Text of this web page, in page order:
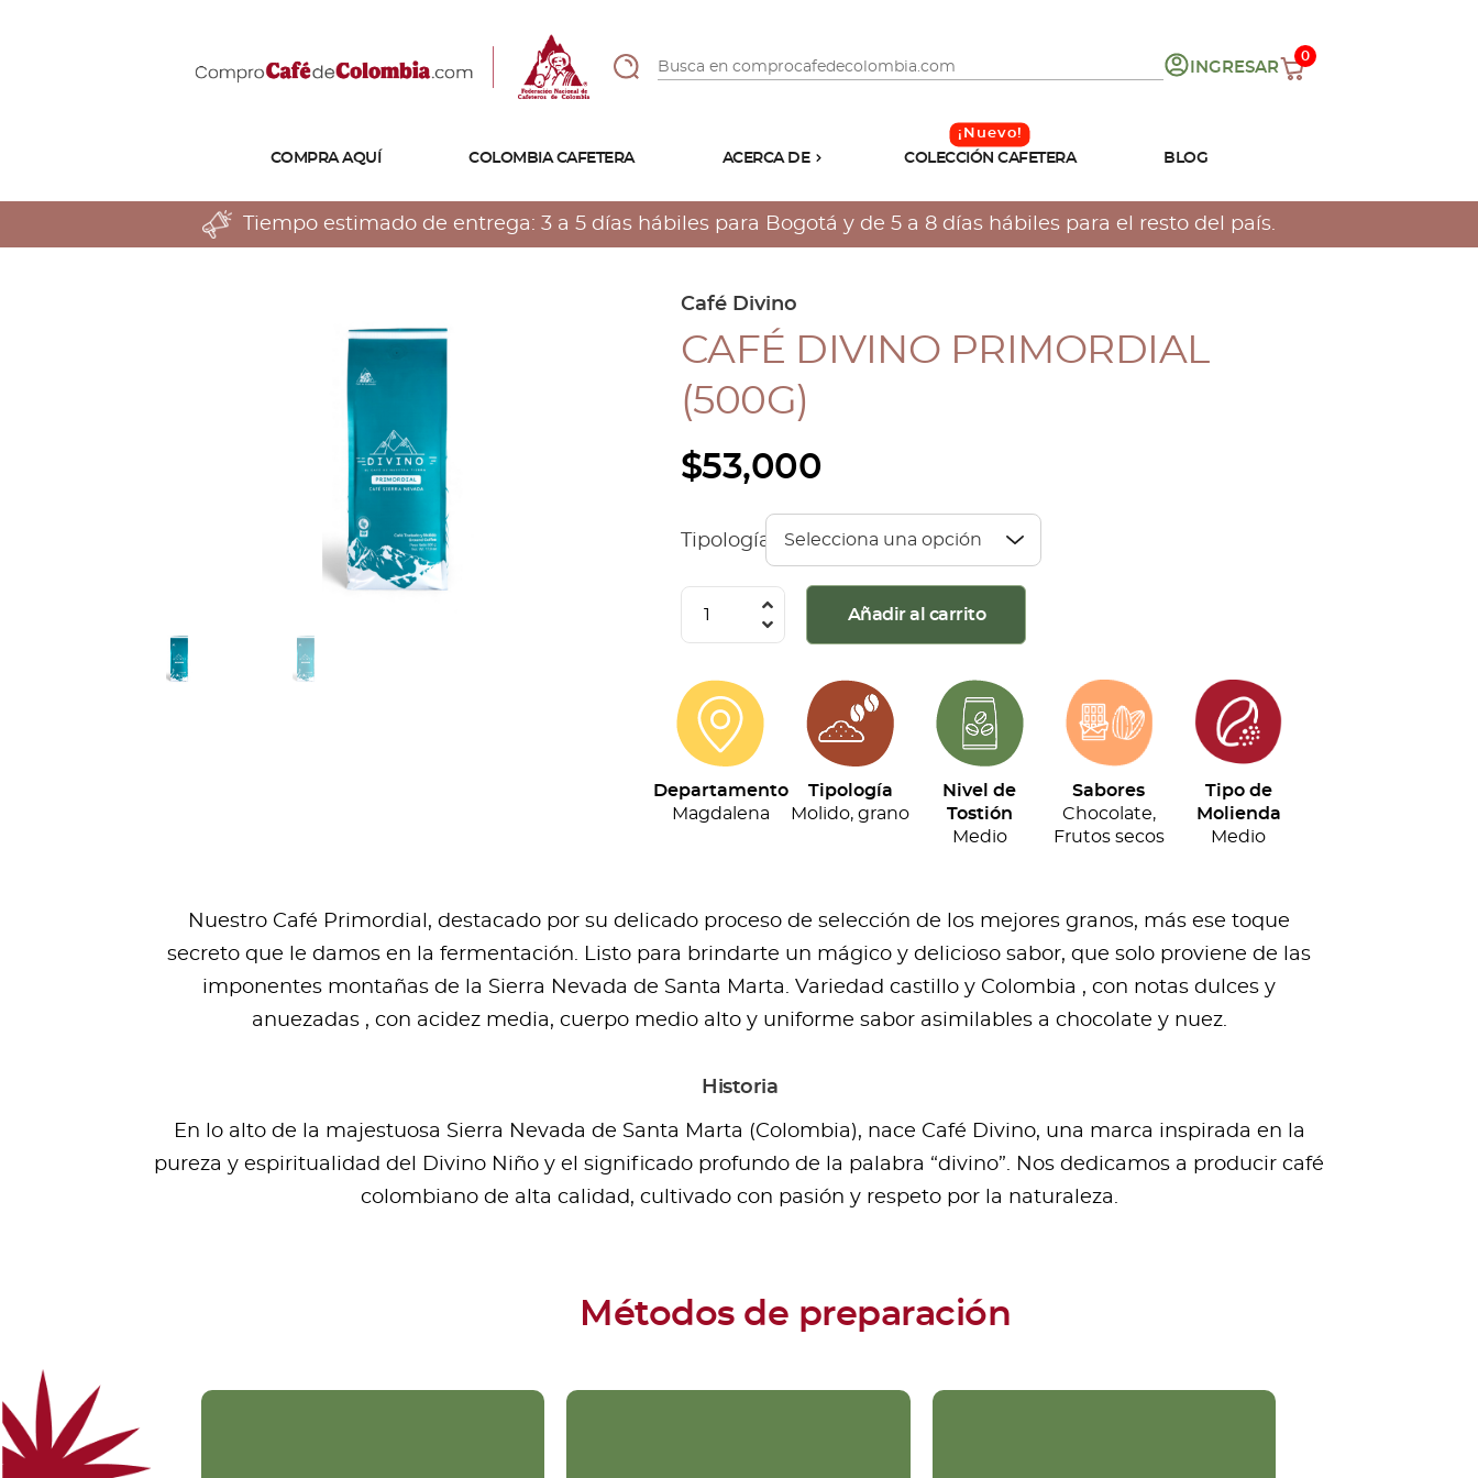
INGRESAR
0
COMPRA AQUÍ COLOMBIA CAFETERA ACERCA DE
Tostiones
Preparación
Atributos
COLECCIÓN CAFETERA BLOG
Tiempo estimado de entrega: 3 a 5 días hábiles para Bogotá y de 5 a 8 días hábiles para el resto del país.
Café Divino
CAFÉ DIVINO PRIMORDIAL
(500G)
$53,000
Tipología
Divino
(500G)
cantidad
Añadir al carrito
Departamento
Magdalena
Tipología
Molido, grano
Nivel de
Tostión
Medio
Sabores
Chocolate,
Frutos secos
Tipo de
Molienda
Medio
Nuestro Café Primordial, destacado por su delicado proceso de selección de los mejores granos, más ese toque
secreto que le damos en la fermentación. Listo para brindarte un mágico y delicioso sabor, que solo proviene de las
imponentes montañas de la Sierra Nevada de Santa Marta. Variedad castillo y Colombia , con notas dulces y
anuezadas , con acidez media, cuerpo medio alto y uniforme sabor asimilables a chocolate y nuez.
Historia
En lo alto de la majestuosa Sierra Nevada de Santa Marta (Colombia), nace Café Divino, una marca inspirada en la
pureza y espiritualidad del Divino Niño y el significado profundo de la palabra “divino”. Nos dedicamos a producir café
colombiano de alta calidad, cultivado con pasión y respeto por la naturaleza.
Métodos de preparación